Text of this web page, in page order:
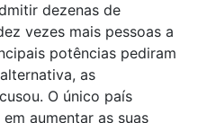
dezenas de
vezes mais pessoas a
potências pediram
as
O único país
aumentar as suas